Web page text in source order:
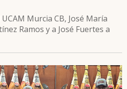
Murcia CB, José María
Ramos y a José Fuertes a